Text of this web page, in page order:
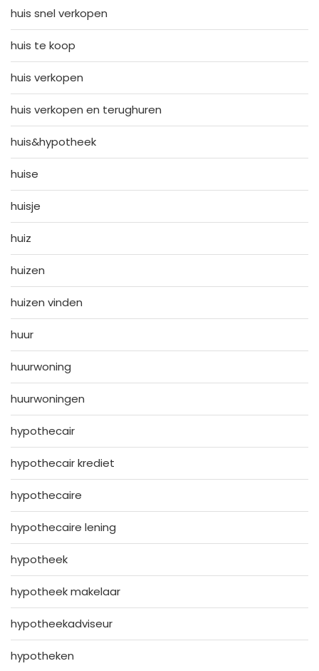
huis snel verkopen
huis te koop
huis verkopen
huis verkopen en terughuren
huis&hypotheek
huise
huisje
huiz
huizen
huizen vinden
huur
huurwoning
huurwoningen
hypothecair
hypothecair krediet
hypothecaire
hypothecaire lening
hypotheek
hypotheek makelaar
hypotheekadviseur
hypotheken